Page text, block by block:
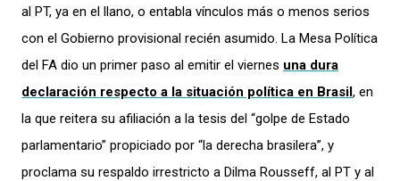
al PT, ya en el llano, o entabla vínculos más o menos serios
con el Gobierno provisional recién asumido. La Mesa Política
del FA dio un primer paso al emitir el viernes una dura
declaración respecto a la situación política en Brasil, en
la que reitera su afiliación a la tesis del “golpe de Estado
parlamentario” propiciado por “la derecha brasilera”, y
proclama su respaldo irrestricto a Dilma Rousseff, al PT y al